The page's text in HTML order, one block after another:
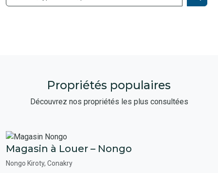
Propriétés populaires
Découvrez nos propriétés les plus consultées
Magasin à Louer – Nongo
Nongo Kiroty, Conakry